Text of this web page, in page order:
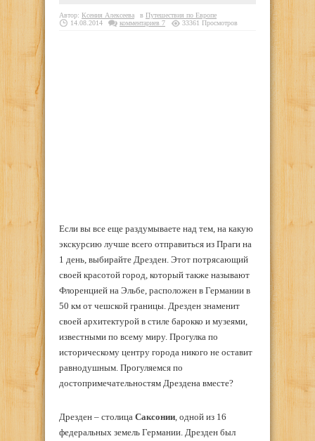
Автор: Ксения Алексеева в Путешествия по Европе
14.08.2014
комментариев 7 33361 Просмотров
Если вы все еще раздумываете над тем, на какую
экскурсию лучше всего отправиться из Праги на
1 день, выбирайте Дрезден. Этот потрясающий
своей красотой город, который также называют
Флоренцией на Эльбе, расположен в Германии в
50 км от чешской границы. Дрезден знаменит
своей архитектурой в стиле барокко и музеями,
известными по всему миру. Прогулка по
историческому центру города никого не оставит
равнодушным. Прогуляемся по
достопримечательностям Дрездена вместе?
Дрезден – столица Саксонии , одной из 16
федеральных земель Германии. Дрезден был